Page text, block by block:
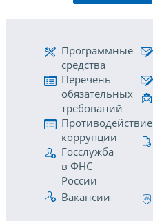
Программные
средства
Перечень
обязательных
требований
Противодействие
коррупции
Госслужба
в ФНС
России
Вакансии